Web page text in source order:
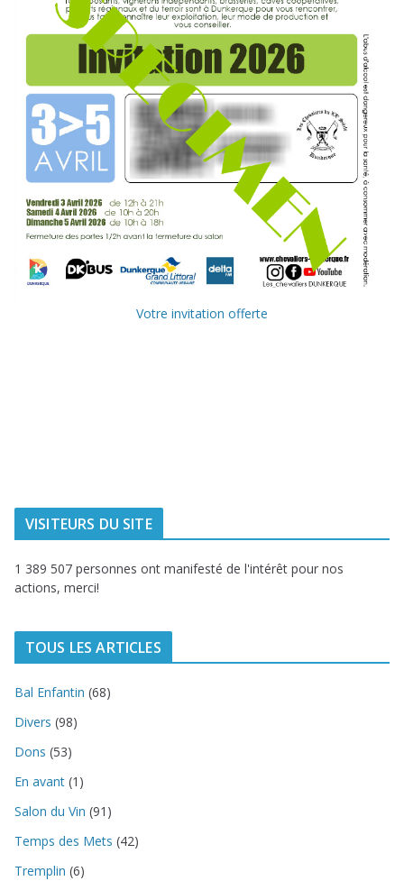
Votre invitation offerte
VISITEURS DU SITE
1 389 507 personnes ont manifesté de l'intérêt pour nos
actions, merci!
TOUS LES ARTICLES
Bal Enfantin (68)
Divers (98)
Dons (53)
En avant (1)
Salon du Vin (91)
Temps des Mets (42)
Tremplin (6)